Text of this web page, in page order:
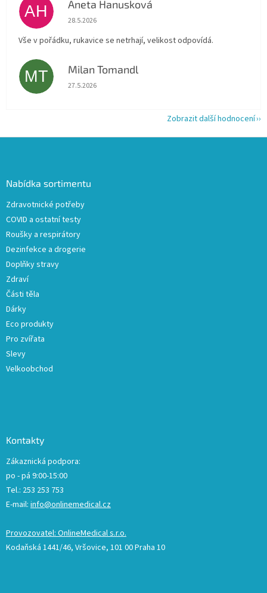
AH Aneta Hanusková
Hodnocení obchodu je 5 z 5 hvězdiček.
28.5.2026
Vše v pořádku, rukavice se netrhají, velikost odpovídá.
MT Milan Tomandl
Hodnocení obchodu je 5 z 5 hvězdiček.
27.5.2026
Zobrazit další hodnocení
Nabídka sortimentu
Zdravotnické potřeby
COVID a ostatní testy
Roušky a respirátory
Dezinfekce a drogerie
Doplňky stravy
Zdraví
Části těla
Dárky
Eco produkty
Pro zvířata
Slevy
Velkoobchod
Kontakty
Zákaznická podpora:
po - pá 9:00-15:00
Tel.: 253 253 753
E-mail: info@onlinemedical.cz
Provozovatel: OnlineMedical s.r.o.
Kodaňská 1441/46, Vršovice, 101 00 Praha 10